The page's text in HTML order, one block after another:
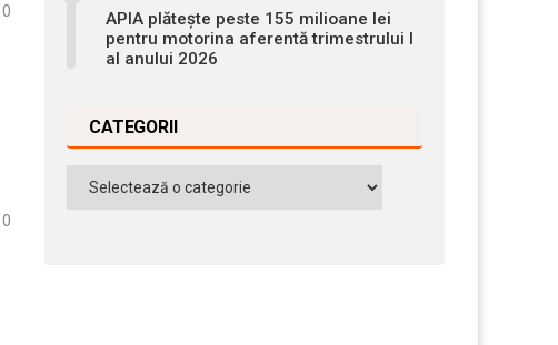
0
0
APIA plătește peste 155 milioane lei
pentru motorina aferentă trimestrului I
al anului 2026
CATEGORII
Categorii